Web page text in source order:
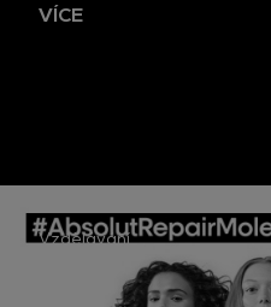
VÍCE
Vzdělávání